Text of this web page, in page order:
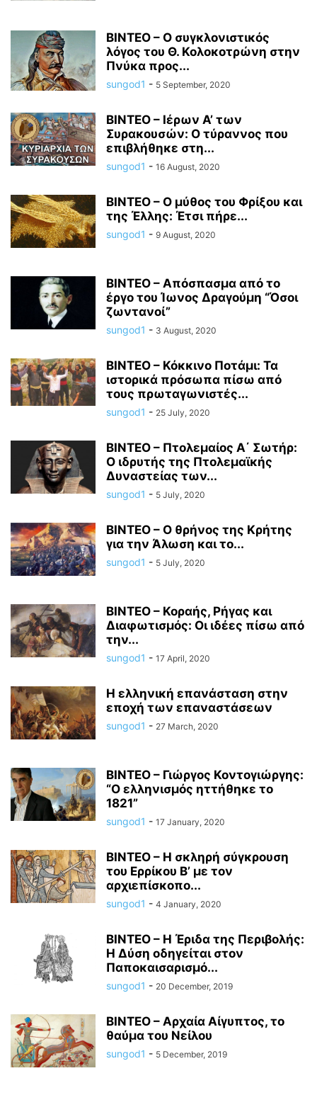
ΒΙΝΤΕΟ – Ο συγκλονιστικός
λόγος του Θ. Κολοκοτρώνη στην
Πνύκα προς...
sungod1 - 5 September, 2020
ΒΙΝΤΕΟ – Ιέρων Α’ των
Συρακουσών: Ο τύραννος που
επιβλήθηκε στη...
sungod1 - 16 August, 2020
ΒΙΝΤΕΟ – Ο μύθος του Φρίξου και
της Έλλης: Έτσι πήρε...
sungod1 - 9 August, 2020
ΒΙΝΤΕΟ – Απόσπασμα από το
έργο του Ίωνος Δραγούμη “Όσοι
ζωντανοί”
sungod1 - 3 August, 2020
ΒΙΝΤΕΟ – Κόκκινο Ποτάμι: Τα
ιστορικά πρόσωπα πίσω από
τους πρωταγωνιστές...
sungod1 - 25 July, 2020
ΒΙΝΤΕΟ – Πτολεμαίος Α΄ Σωτήρ:
Ο ιδρυτής της Πτολεμαϊκής
Δυναστείας των...
sungod1 - 5 July, 2020
ΒΙΝΤΕΟ – Ο θρήνος της Κρήτης
για την Άλωση και το...
sungod1 - 5 July, 2020
ΒΙΝΤΕΟ – Κοραής, Ρήγας και
Διαφωτισμός: Οι ιδέες πίσω από
την...
sungod1 - 17 April, 2020
Η ελληνική επανάσταση στην
εποχή των επαναστάσεων
sungod1 - 27 March, 2020
ΒΙΝΤΕΟ – Γιώργος Κοντογιώργης:
“Ο ελληνισμός ηττήθηκε το
1821”
sungod1 - 17 January, 2020
ΒΙΝΤΕΟ – Η σκληρή σύγκρουση
του Ερρίκου Β’ με τον
αρχιεπίσκοπο...
sungod1 - 4 January, 2020
ΒΙΝΤΕΟ – Η Έριδα της Περιβολής:
Η Δύση οδηγείται στον
Παποκαισαρισμό...
sungod1 - 20 December, 2019
ΒΙΝΤΕΟ – Αρχαία Αίγυπτος, το
θαύμα του Νείλου
sungod1 - 5 December, 2019